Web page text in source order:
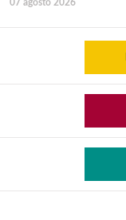
07 agosto 2026